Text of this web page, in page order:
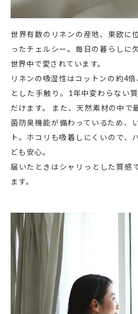
世界有数のリネンの産地、東欧に
ったチェルシー。毎日の暮らしに
世界中で愛されています。
リネンの吸湿性はコットンの約4
とした手触り。1年中変わらない
だけます。 また、天然素材の中で
菌防臭機能が備わっているため、
ト。ホコリも吸着しにくいので、
ども安心。
届いたときはシャリっとした質感
ます。